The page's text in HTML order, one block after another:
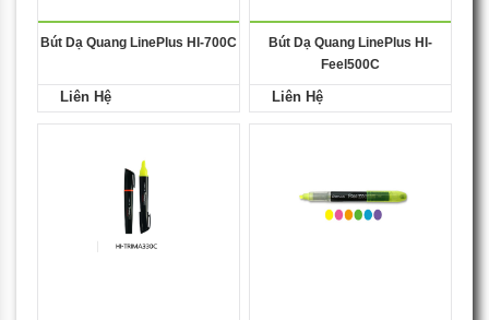
Bút Dạ Quang LinePlus HI-700C
Liên Hệ
Bút Dạ Quang LinePlus HI-
Feel500C
Liên Hệ